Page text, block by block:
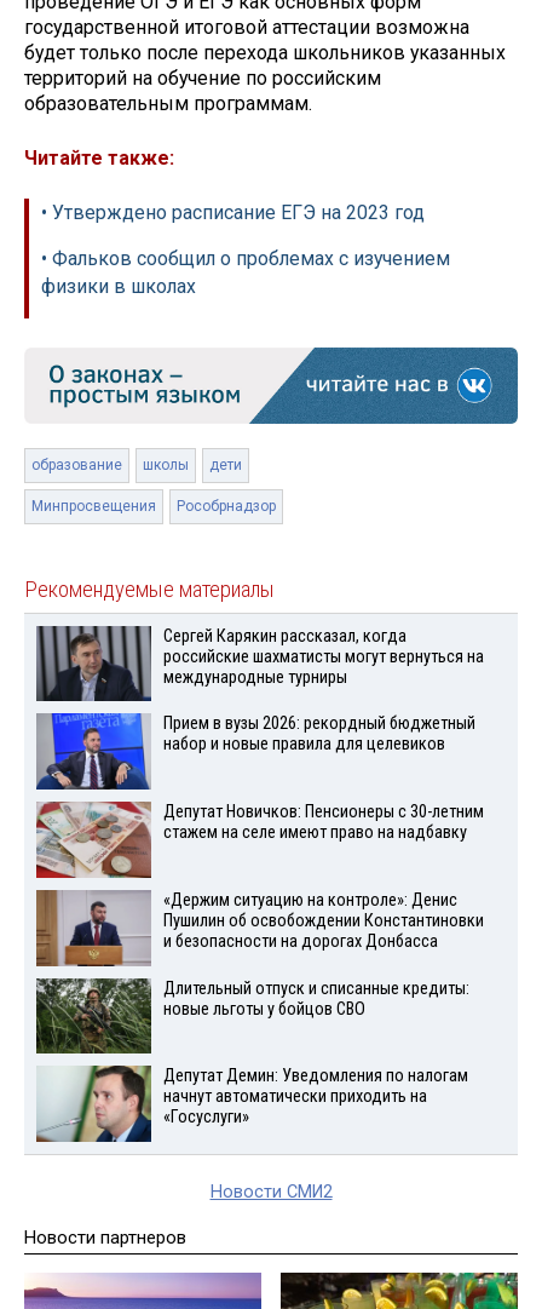
государственной итоговой аттестации возможна
будет только после перехода школьников указанных
территорий на обучение по российским
образовательным программам.
Читайте также:
• Утверждено расписание ЕГЭ на 2023 год
• Фальков сообщил о проблемах с изучением
физики в школах
образование школы дети
Минпросвещения Рособрнадзор
Рекомендуемые материалы
Сергей Карякин рассказал, когда
российские шахматисты могут вернуться на
международные турниры
Прием в вузы 2026: рекордный бюджетный
набор и новые правила для целевиков
Депутат Новичков: Пенсионеры с 30-летним
стажем на селе имеют право на надбавку
«Держим ситуацию на контроле»: Денис
Пушилин об освобождении Константиновки
и безопасности на дорогах Донбасса
Длительный отпуск и списанные кредиты:
новые льготы у бойцов СВО
Депутат Демин: Уведомления по налогам
начнут автоматически приходить на
«Госуслуги»
Новости СМИ2
Новости партнеров